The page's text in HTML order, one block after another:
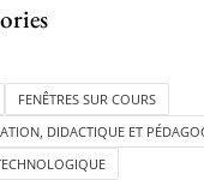
FENÊTRES SUR COURS
DIDACTIQUE ET